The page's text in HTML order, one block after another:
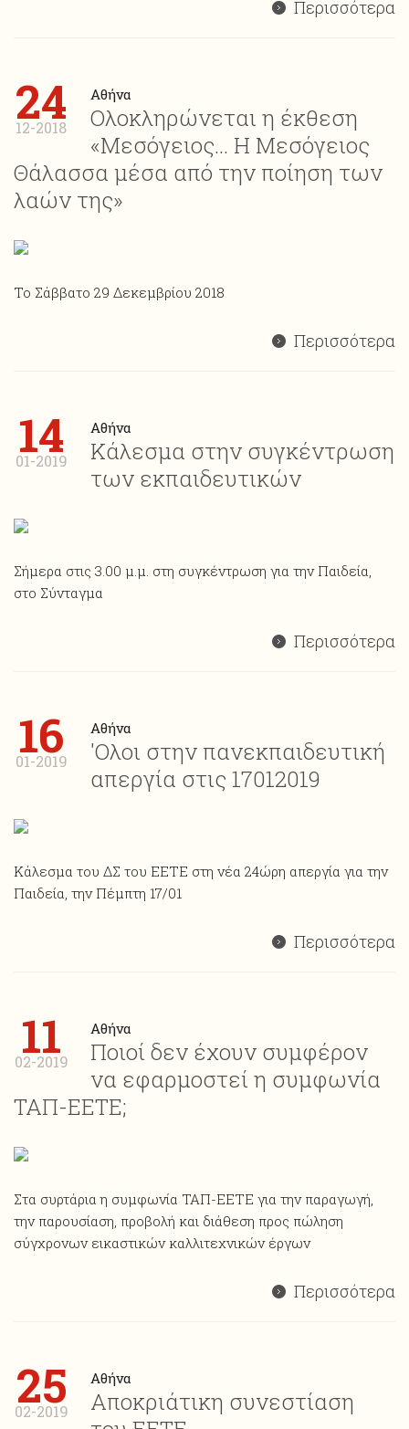
Περισσότερα
24
12-2018
Αθήνα
Ολοκληρώνεται η έκθεση
«Μεσόγειος… Η Μεσόγειος
Θάλασσα μέσα από την ποίηση των
λαών της»
Το Σάββατο 29 Δεκεμβρίου 2018
Περισσότερα
14
01-2019
Αθήνα
Κάλεσμα στην συγκέντρωση
των εκπαιδευτικών
Σήμερα στις 3.00 μ.μ. στη συγκέντρωση για την Παιδεία,
στο Σύνταγμα
Περισσότερα
16
01-2019
Αθήνα
'Ολοι στην πανεκπαιδευτική
απεργία στις 17012019
Κάλεσμα του ΔΣ του ΕΕΤΕ στη νέα 24ώρη απεργία για την
Παιδεία, την Πέμπτη 17/01
Περισσότερα
11
02-2019
Αθήνα
Ποιοί δεν έχουν συμφέρον
να εφαρμοστεί η συμφωνία
ΤΑΠ-ΕΕΤΕ;
Στα συρτάρια η συμφωνία ΤΑΠ-ΕΕΤΕ για την παραγωγή,
την παρουσίαση, προβολή και διάθεση προς πώληση
σύγχρονων εικαστικών καλλιτεχνικών έργων
Περισσότερα
25
02-2019
Αθήνα
Αποκριάτικη συνεστίαση